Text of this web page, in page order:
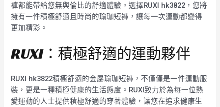
褲都能帶給您無與倫比的舒適體驗。選擇RUXI hk3822，您將
擁有一件積極舒適且時尚的瑜珈短褲，讓每一次運動都變得
更加精彩。
RUXI：積極舒適的運動夥伴
RUXI hk3822積極舒適的金屬瑜珈短褲，不僅僅是一件運動服
裝，更是一種積極健康的生活態度。RUXI致力於為每一位熱
愛運動的人士提供積極舒適的穿著體驗，讓您在追求健康生